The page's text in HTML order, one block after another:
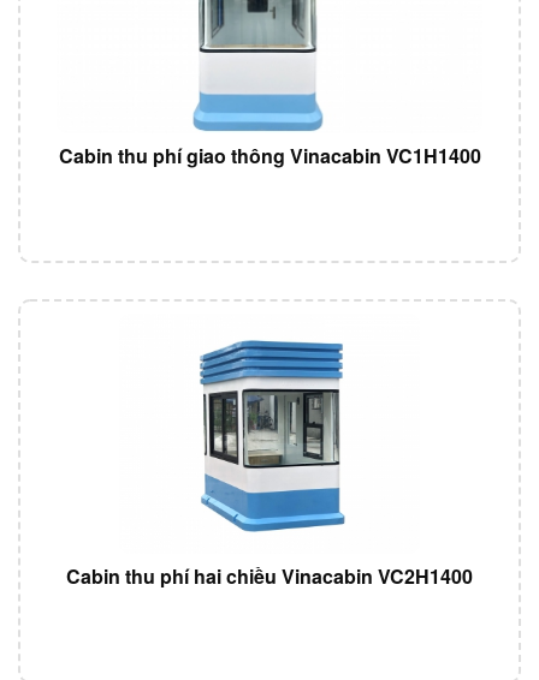
Cabin thu phí giao thông Vinacabin VC1H1400
Cabin thu phí hai chiều Vinacabin VC2H1400